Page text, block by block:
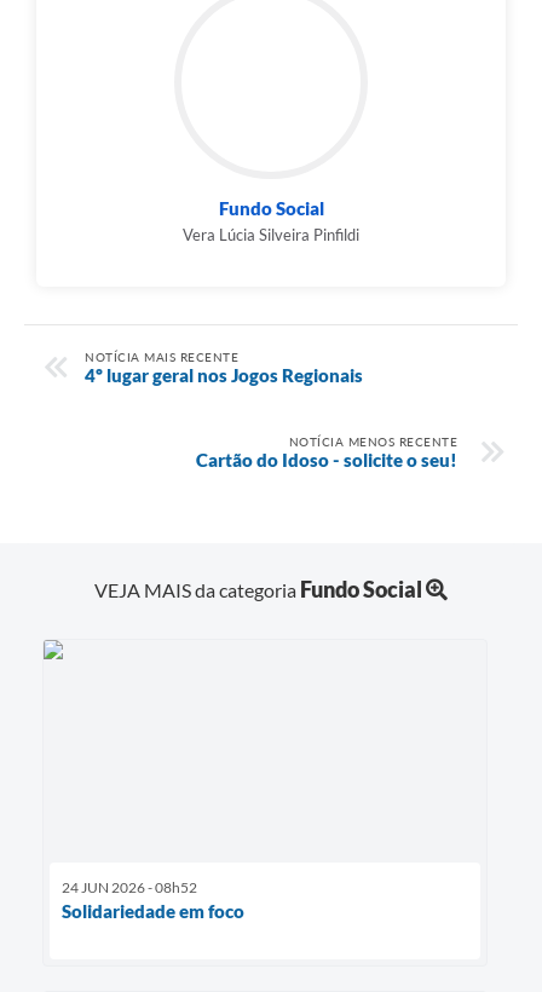
Fundo Social
Vera Lúcia Silveira Pinfildi
NOTÍCIA MAIS RECENTE
4º lugar geral nos Jogos Regionais
NOTÍCIA MENOS RECENTE
Cartão do Idoso - solicite o seu!
VEJA MAIS da categoria Fundo Social
24 JUN 2026 - 08h52
Solidariedade em foco